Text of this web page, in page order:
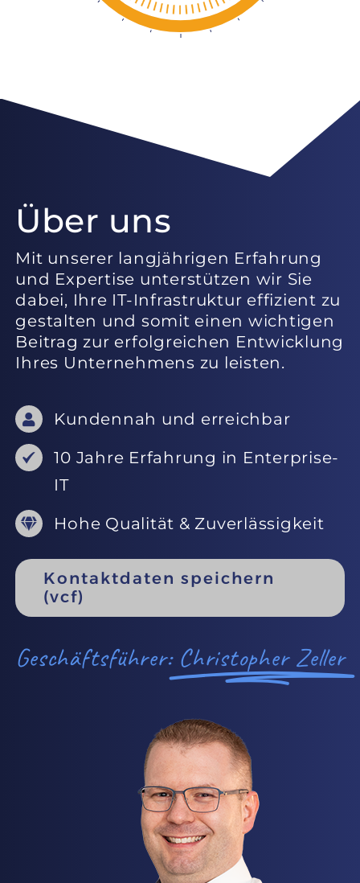
Über uns
Mit unserer langjährigen Erfahrung
und Expertise unterstützen wir Sie
dabei, Ihre IT-Infrastruktur effizient zu
gestalten und somit einen wichtigen
Beitrag zur erfolgreichen Entwicklung
Ihres Unternehmens zu leisten.
Kundennah und erreichbar
10 Jahre Erfahrung in Enterprise-
IT
Hohe Qualität & Zuverlässigkeit
Kontaktdaten speichern
(vcf)
Geschäftsführer: Christopher Zeller